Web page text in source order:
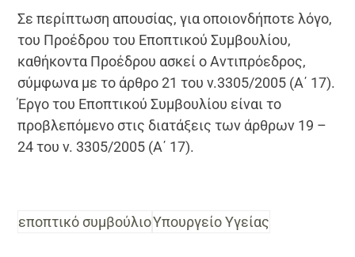
Σε περίπτωση απουσίας, για οποιονδήποτε λόγο,
του Προέδρου του Εποπτικού Συμβουλίου,
καθήκοντα Προέδρου ασκεί ο Αντιπρόεδρος,
σύμφωνα με το άρθρο 21 του ν.3305/2005 (Α΄ 17).
Έργο του Εποπτικού Συμβουλίου είναι το
προβλεπόμενο στις διατάξεις των άρθρων 19 –
24 του ν. 3305/2005 (Α΄ 17).
εποπτικό συμβούλιοΥπουργείο Υγείας